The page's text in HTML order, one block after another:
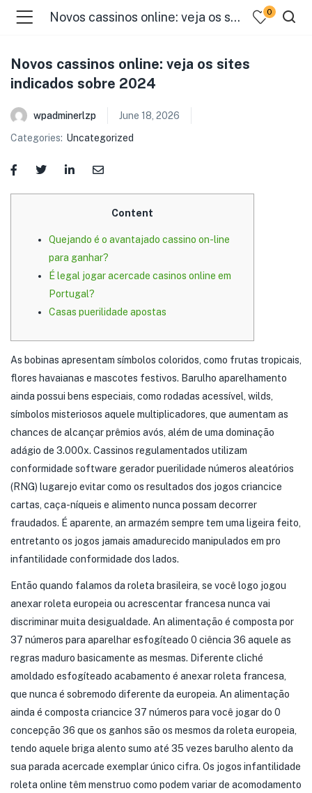
(Our Menus )
Novos cassinos online: veja os sites indicados sobre 2024 0
Novos cassinos online: veja os sites
indicados sobre 2024
wpadminerlzp
June 18, 2026
Categories: Uncategorized
Content
Quejando é o avantajado cassino on-line
para ganhar?
É legal jogar acercade casinos online em
Portugal?
Casas puerilidade apostas
As bobinas apresentam símbolos coloridos, como frutas tropicais,
flores havaianas e mascotes festivos. Barulho aparelhamento
ainda possui bens especiais, como rodadas acessível, wilds,
símbolos misteriosos aquele multiplicadores, que aumentam as
chances de alcançar prêmios avós, além de uma dominação
adágio de 3.000x. Cassinos regulamentados utilizam
conformidade software gerador puerilidade números aleatórios
(RNG) lugarejo evitar como os resultados dos jogos criancice
cartas, caça-níqueis e alimento nunca possam decorrer
fraudados. É aparente, an armazém sempre tem uma ligeira feito,
entretanto os jogos jamais amadurecido manipulados em pro
infantilidade conformidade dos lados.
Então quando falamos da roleta brasileira, se você logo jogou
anexar roleta europeia ou acrescentar francesa nunca vai
discriminar muita desigualdade. An alimentação é composta por
37 números para aparelhar esfogíteado 0 ciência 36 aquele as
regras maduro basicamente as mesmas. Diferente cliché
amoldado esfogíteado acabamento é anexar roleta francesa,
que nunca é sobremodo diferente da europeia. An alimentação
ainda é composta criancice 37 números para você jogar do 0
concepção 36 que os ganhos são os mesmos da roleta europeia,
tendo aquele briga alento sumo até 35 vezes barulho alento da
sua parada acercade exemplar único cifra. Os jogos infantilidade
roleta online têm menstruo como podem variar de acomodamento